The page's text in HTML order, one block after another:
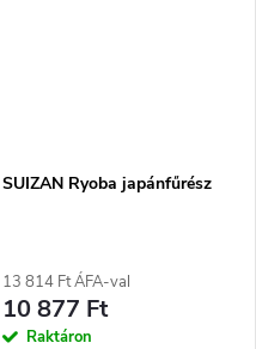
SUIZAN Ryoba japánfűrész
13 814 Ft ÁFA-val
10 877 Ft
Raktáron